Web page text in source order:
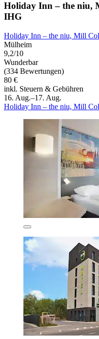
Holiday Inn – the niu,
IHG
Holiday Inn – the niu, Mill
Mülheim
9,2/10
Wunderbar
(334 Bewertungen)
80 €
inkl. Steuern & Gebühren
16. Aug.–17. Aug.
Holiday Inn – the niu, Mill